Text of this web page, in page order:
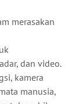
merasakan
dan video.
kamera
manusia,